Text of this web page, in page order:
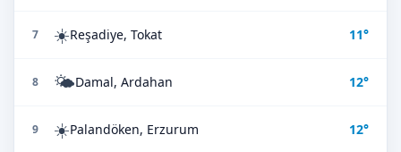
7 ☀️Reşadiye, Tokat 11°
8 🌤️Damal, Ardahan 12°
9 ☀️Palandöken, Erzurum 12°